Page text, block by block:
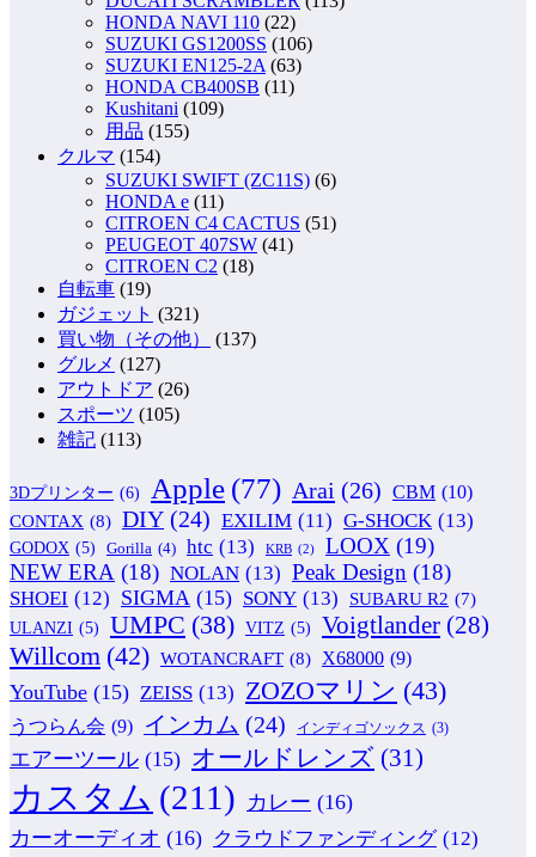
HONDA NAVI 110 (22)
SUZUKI GS1200SS (106)
SUZUKI EN125-2A (63)
HONDA CB400SB (11)
Kushitani (109)
用品 (155)
クルマ (154)
SUZUKI SWIFT (ZC11S) (6)
HONDA e (11)
CITROEN C4 CACTUS (51)
PEUGEOT 407SW (41)
CITROEN C2 (18)
自転車 (19)
ガジェット (321)
買い物（その他）
(137)
グルメ (127)
アウトドア (26)
スポーツ (105)
雑記 (113)
3Dプリンター (6) Apple (77) Arai (26) CBM (10)
CONTAX (8) DIY (24) EXILIM (11) G-SHOCK (13)
GODOX (5) Gorilla (4) htc (13) KRB (2) LOOX (19)
NEW ERA (18) NOLAN (13) Peak Design (18)
SHOEI (12) SIGMA (15) SONY (13) SUBARU R2 (7)
ULANZI (5) UMPC (38) VITZ (5) Voigtlander (28)
Willcom (42) WOTANCRAFT (8) X68000 (9)
YouTube (15) ZEISS (13) ZOZOマリン (43)
うつらん会 (9) インカム (24) インディゴソックス (3)
エアーツール (15) オールドレンズ (31)
カスタム (211) カレー (16)
カーオーディオ (16) クラウドファンディング (12)